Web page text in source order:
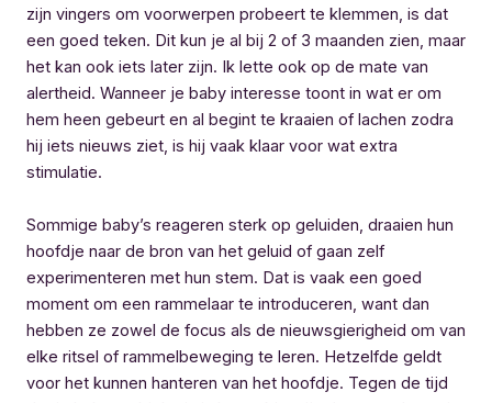
zijn vingers om voorwerpen probeert te klemmen, is dat
een goed teken. Dit kun je al bij 2 of 3 maanden zien, maar
het kan ook iets later zijn. Ik lette ook op de mate van
alertheid. Wanneer je baby interesse toont in wat er om
hem heen gebeurt en al begint te kraaien of lachen zodra
hij iets nieuws ziet, is hij vaak klaar voor wat extra
stimulatie.
Sommige baby’s reageren sterk op geluiden, draaien hun
hoofdje naar de bron van het geluid of gaan zelf
experimenteren met hun stem. Dat is vaak een goed
moment om een rammelaar te introduceren, want dan
hebben ze zowel de focus als de nieuwsgierigheid om van
elke ritsel of rammelbeweging te leren. Hetzelfde geldt
voor het kunnen hanteren van het hoofdje. Tegen de tijd